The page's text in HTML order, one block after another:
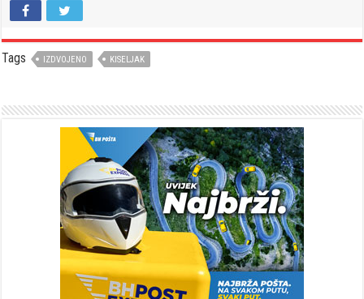
Tags IZDVOJENO KISELJAK